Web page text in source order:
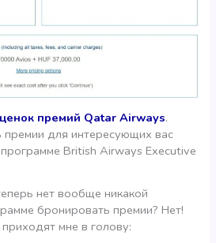
премий Qatar Airways.
премии для интересующих вас
British Airways Executive
нет вообще никакой
бронировать премии? Нет!
мне в голову: